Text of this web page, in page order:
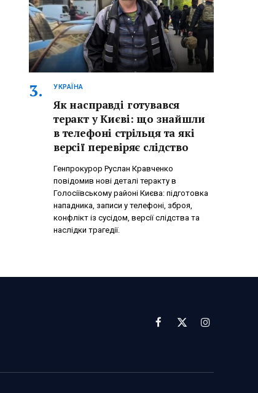
УКРАЇНА
Як насправді готувався
теракт у Києві: що знайшли
в телефоні стрільця та які
версії перевіряє слідство
Генпрокурор Руслан Кравченко
повідомив нові деталі теракту в
Голосіївському районі Києва: підготовка
нападника, записи у телефоні, зброя,
конфлікт із сусідом, версії слідства та
наслідки трагедії.
Facebook
X
Instagram